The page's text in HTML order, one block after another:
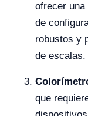
ofrecer
de
robustos y
de escalas.
que